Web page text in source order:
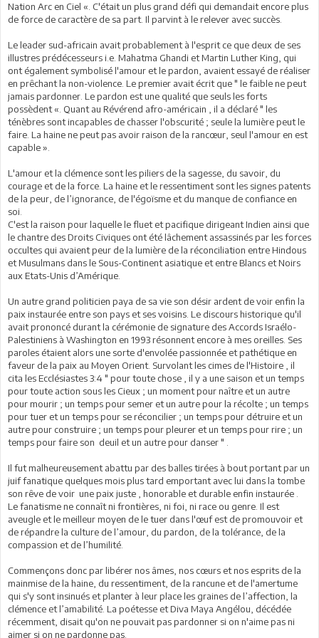
Nation Arc en Ciel «. C'était un plus grand défi qui demandait encore plus
de force de caractère de sa part. Il parvint à le relever avec succès.
Le leader sud-africain avait probablement à l'esprit ce que deux de ses
illustres prédécesseurs i.e. Mahatma Ghandi et Martin Luther King, qui
ont également symbolisé l'amour et le pardon, avaient essayé de réaliser
en prêchant la non-violence. Le premier avait écrit que " le faible ne peut
jamais pardonner. Le pardon est une qualité que seuls les forts
possèdent «. Quant au Révérend afro-américain , il a déclaré " les
ténèbres sont incapables de chasser l'obscurité ; seule la lumière peut le
faire. La haine ne peut pas avoir raison de la rancœur, seul l'amour en est
capable ».
L'amour et la clémence sont les piliers de la sagesse, du savoir, du
courage et de la force. La haine et le ressentiment sont les signes patents
de la peur, de l’ignorance, de l'égoïsme et du manque de confiance en
soi.
C'est la raison pour laquelle le fluet et pacifique dirigeant Indien ainsi que
le chantre des Droits Civiques ont été lâchement assassinés par les forces
occultes qui avaient peur de la lumière de la réconciliation entre Hindous
et Musulmans dans le Sous-Continent asiatique et entre Blancs et Noirs
aux Etats-Unis d’Amérique.
Un autre grand politicien paya de sa vie son désir ardent de voir enfin la
paix instaurée entre son pays et ses voisins. Le discours historique qu'il
avait prononcé durant la cérémonie de signature des Accords Israélo-
Palestiniens à Washington en 1993 résonnent encore à mes oreilles. Ses
paroles étaient alors une sorte d'envolée passionnée et pathétique en
faveur de la paix au Moyen Orient. Survolant les cimes de l'Histoire , il
cita les Ecclésiastes 3:4 " pour toute chose , il y a une saison et un temps
pour toute action sous les Cieux ; un moment pour naître et un autre
pour mourir ; un temps pour semer et un autre pour la récolte ; un temps
pour tuer et un temps pour se réconcilier ; un temps pour détruire et un
autre pour construire ; un temps pour pleurer et un temps pour rire ; un
temps pour faire son deuil et un autre pour danser " .
Il fut malheureusement abattu par des balles tirées à bout portant par un
juif fanatique quelques mois plus tard emportant avec lui dans la tombe
son rêve de voir une paix juste , honorable et durable enfin instaurée .
Le fanatisme ne connaît ni frontières, ni foi, ni race ou genre. Il est
aveugle et le meilleur moyen de le tuer dans l'œuf est de promouvoir et
de répandre la culture de l’amour, du pardon, de la tolérance, de la
compassion et de l’humilité.
Commençons donc par libérer nos âmes, nos cœurs et nos esprits de la
mainmise de la haine, du ressentiment, de la rancune et de l'amertume
qui s'y sont insinués et planter à leur place les graines de l’affection, la
clémence et l’amabilité. La poétesse et Diva Maya Angélou, décédée
récemment, disait qu'on ne pouvait pas pardonner si on n'aime pas ni
aimer si on ne pardonne pas.